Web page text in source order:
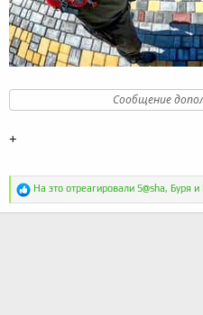
Сообщение
+
Р
а
На это отреагировали S@sha, Буря и